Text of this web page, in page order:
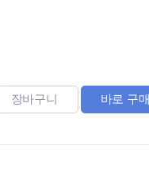
장바구니 바로 구매